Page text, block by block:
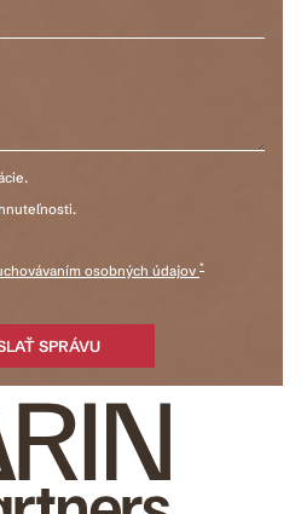
osobných údajov *